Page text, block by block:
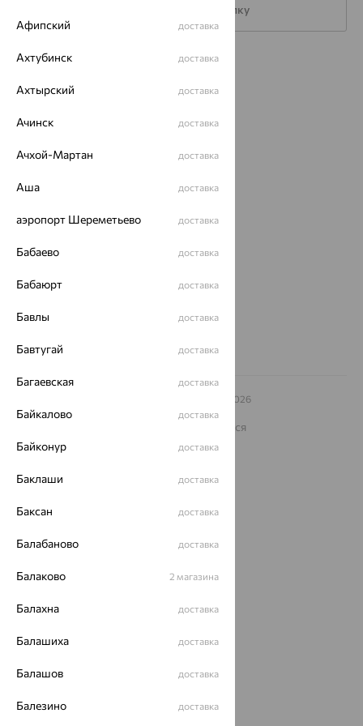
Подписаться на рассылку
Каталог
Акции
Доставка
Покупателям
О нас
Магазины и доставкаг. Липецк
еще 3
8 (800) 250-02-30
– 2026
Архив акций
Карта сайта
На информационном ресурсе применяются
Политика конфеденциальности
Афипский доставка
Ахтубинск доставка
Ахтырский доставка
Ачинск доставка
Ачхой-Мартан доставка
Аша доставка
аэропорт Шереметьево доставка
Бабаево доставка
Бабаюрт доставка
Бавлы доставка
Бавтугай доставка
Багаевская доставка
Байкалово доставка
Байконур доставка
Баклаши доставка
Баксан доставка
Балабаново доставка
Балаково 2 магазина
Балахна доставка
Балашиха доставка
Балашов доставка
Балезино доставка